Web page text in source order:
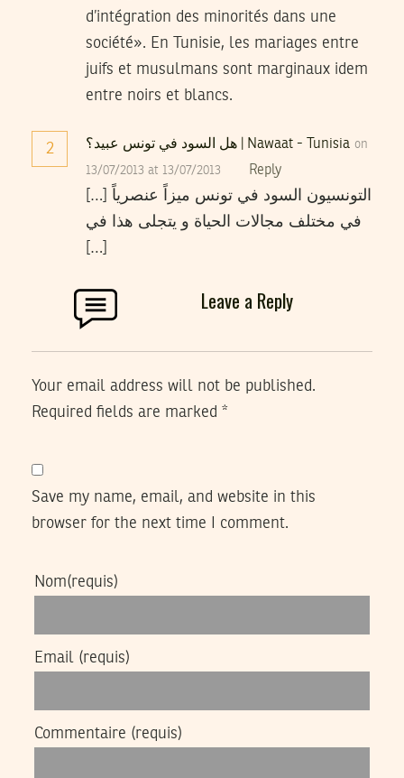
d’intégration des minorités dans une
société». En Tunisie, les mariages entre
juifs et musulmans sont marginaux idem
entre noirs et blancs.
2 هل السود في تونس عبيد؟ | Nawaat - Tunisia on
13/07/2013 at 13/07/2013 Reply
[…] التونسيون السود في تونس ميزاً عنصرياً
في مختلف مجالات الحياة و يتجلى هذا في
[…]
Leave a Reply
Your email address will not be published.
Required fields are marked *
Save my name, email, and website in this
browser for the next time I comment.
Nom(requis)
Email (requis)
Commentaire (requis)